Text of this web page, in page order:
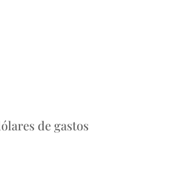
de gastos